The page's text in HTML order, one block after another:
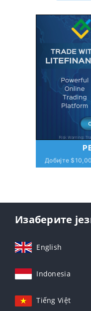
Добијте
Изаберите
English
Indonesia
Tiếng Việt